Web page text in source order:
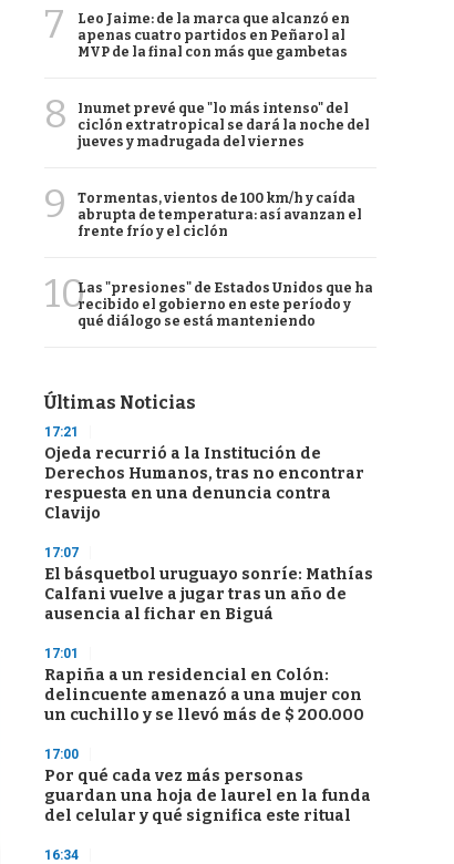
7
Leo Jaime: de la marca que alcanzó en
apenas cuatro partidos en Peñarol al
MVP de la final con más que gambetas
8
Inumet prevé que "lo más intenso" del
ciclón extratropical se dará la noche del
jueves y madrugada del viernes
9
Tormentas, vientos de 100 km/h y caída
abrupta de temperatura: así avanzan el
frente frío y el ciclón
10Las "presiones" de Estados Unidos que ha
recibido el gobierno en este período y
qué diálogo se está manteniendo
Últimas Noticias
17:21
Ojeda recurrió a la Institución de
Derechos Humanos, tras no encontrar
respuesta en una denuncia contra
Clavijo
17:07
El básquetbol uruguayo sonríe: Mathías
Calfani vuelve a jugar tras un año de
ausencia al fichar en Biguá
17:01
Rapiña a un residencial en Colón:
delincuente amenazó a una mujer con
un cuchillo y se llevó más de $ 200.000
17:00
Por qué cada vez más personas
guardan una hoja de laurel en la funda
del celular y qué significa este ritual
16:34